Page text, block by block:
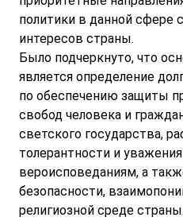
политики в данной сфере
интересов страны.
Было подчеркнуто, что
является определение
по обеспечению защиты
свобод человека и
светского государства,
толерантности и
вероисповеданиям, а
безопасности,
религиозной среде страны.